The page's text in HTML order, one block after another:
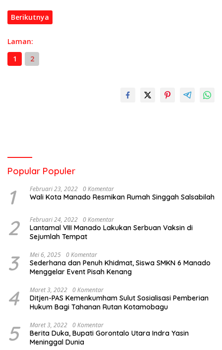
Berikutnya
Laman:
1
2
Popular Populer
1 Februari 23, 2022 0 Komentar
Wali Kota Manado Resmikan Rumah Singgah Salsabilah
2 Februari 24, 2022 0 Komentar
Lantamal VIII Manado Lakukan Serbuan Vaksin di
Sejumlah Tempat
3 Mei 6, 2025 0 Komentar
Sederhana dan Penuh Khidmat, Siswa SMKN 6 Manado
Menggelar Event Pisah Kenang
4 Maret 3, 2022 0 Komentar
Ditjen-PAS Kemenkumham Sulut Sosialisasi Pemberian
Hukum Bagi Tahanan Rutan Kotamobagu
5 Maret 3, 2022 0 Komentar
Berita Duka, Bupati Gorontalo Utara Indra Yasin
Meninggal Dunia